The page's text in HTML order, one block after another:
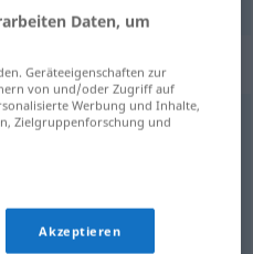
Verb
ohne-ge-;h.>
Daten, um
Geräteeigenschaften zur
von und/oder Zugriff auf
Werbung und Inhalte,
Zielgruppenforschung und
Akzeptieren